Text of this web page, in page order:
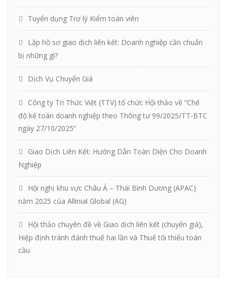
Tuyển dụng Trợ lý Kiểm toán viên
Lập hồ sơ giao dịch liên kết: Doanh nghiệp cần chuẩn
bị những gì?
Dịch Vụ Chuyển Giá
Công ty Tri Thức Việt (TTV) tổ chức Hội thảo về “Chế
độ kế toán doanh nghiệp theo Thông tư 99/2025/TT-BTC
ngày 27/10/2025”
Giao Dịch Liên Kết: Hướng Dẫn Toàn Diện Cho Doanh
Nghiệp
Hội nghị khu vực Châu Á – Thái Bình Dương (APAC)
năm 2025 của Allinial Global (AG)
Hội thảo chuyên đề về Giao dịch liên kết (chuyển giá),
Hiệp định tránh đánh thuế hai lần và Thuế tối thiểu toàn
cầu